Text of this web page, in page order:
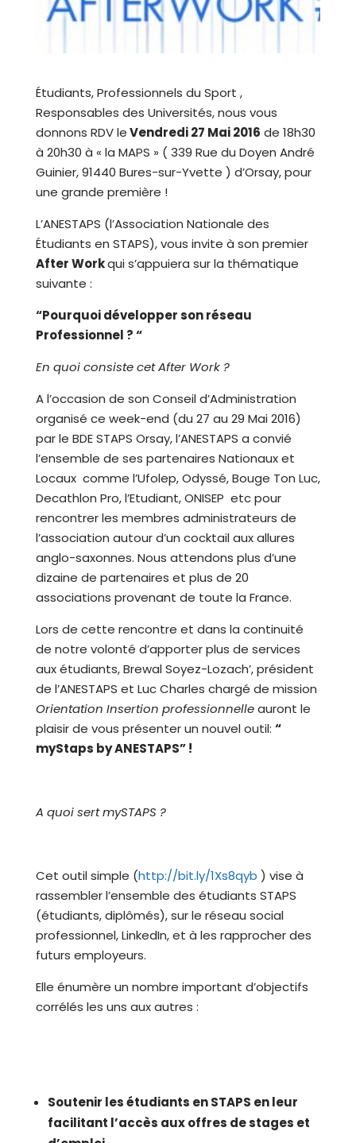
Étudiants, Professionnels du Sport ,
Responsables des Universités, nous vous
donnons RDV leVendredi 27 Mai 2016 de 18h30
à 20h30 à « la MAPS » ( 339 Rue du Doyen André
Guinier, 91440 Bures-sur-Yvette ) d’Orsay, pour
une grande première !
L’ANESTAPS (l’Association Nationale des
Étudiants en STAPS), vous invite à son premier
After Workqui s’appuiera sur la thématique
suivante :
“Pourquoi développer son réseau
Professionnel ? “
En quoi consiste cet After Work ?
A l’occasion de son Conseil d’Administration
organisé ce week-end (du 27 au 29 Mai 2016)
par le BDE STAPS Orsay, l’ANESTAPS a convié
l’ensemble de ses partenaires Nationaux et
Locaux comme l’Ufolep, Odyssé, Bouge Ton Luc,
Decathlon Pro, l’Etudiant, ONISEP etc pour
rencontrer les membres administrateurs de
l’association autour d’un cocktail aux allures
anglo-saxonnes. Nous attendons plus d’une
dizaine de partenaires et plus de 20
associations provenant de toute la France.
Lors de cette rencontre et dans la continuité
de notre volonté d’apporter plus de services
aux étudiants, Brewal Soyez-Lozach’, président
de l’ANESTAPS et Luc Charles chargé de mission
Orientation Insertion professionnelleauront le
plaisir de vous présenter un nouvel outil: “
myStaps by ANESTAPS” !
A quoi sert mySTAPS ?
Cet outil simple (http://bit.ly/1Xs8qyb ) vise à
rassembler l’ensemble des étudiants STAPS
(étudiants, diplômés), sur le réseau social
professionnel, LinkedIn, et à les rapprocher des
futurs employeurs.
Elle énumère un nombre important d’objectifs
corrélés les uns aux autres :
Soutenir les étudiants en STAPS en leur
facilitant l’accès aux offres de stages et